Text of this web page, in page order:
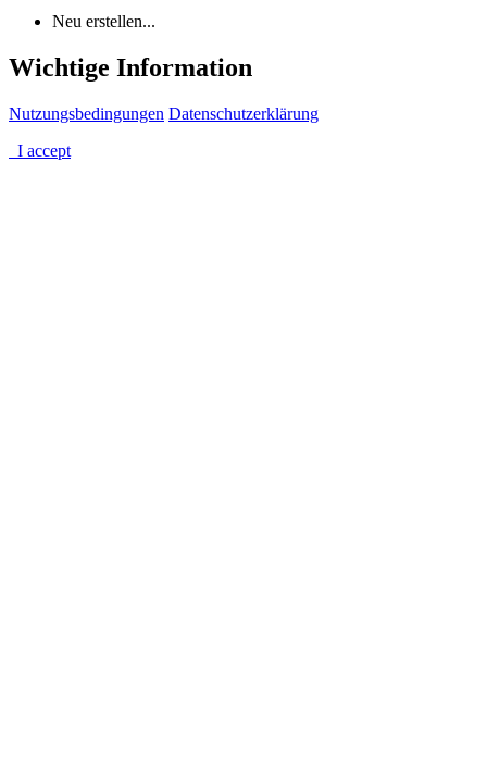
Neu erstellen...
Wichtige Information
Nutzungsbedingungen Datenschutzerklärung
I accept